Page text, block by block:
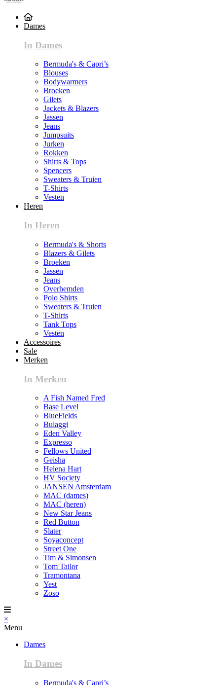
Dames
In Dames
Bermuda's & Capri’s
Blouses
Bodywarmers
Broeken
Gilets
Jackets & Blazers
Jassen
Jeans
Jumpsuits
Jurken
Rokken
Shirts & Tops
Spencers
Sweaters & Truien
T-Shirts
Vesten
Heren
In Heren
Bermuda's & Shorts
Blazers & Gilets
Broeken
Jassen
Jeans
Overhemden
Polo Shirts
Sweaters & Truien
T-Shirts
Tank Tops
Vesten
Accessoires
Sale
Merken
In Merken
A Fish Named Fred
Base Level
BlueFields
Bulaggi
Eden Valley
Expresso
Fellows United
Geisha
Helena Hart
HV Society
JANSEN Amsterdam
MAC (dames)
MAC (heren)
New Star Jeans
Red Button
Slater
Soyaconcept
Street One
Tim & Simonsen
Tom Tailor
Tramontana
Yest
Zoso
×
Menu
Dames
In Dames
Bermuda's & Capri’s